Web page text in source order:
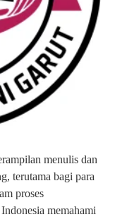
menulis dan
terutama bagi para
proses
memahami